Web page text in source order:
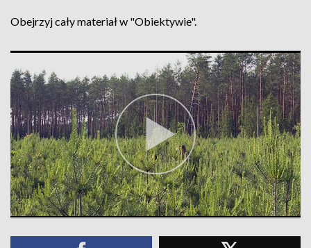
Obejrzyj cały materiał w "Obiektywie".